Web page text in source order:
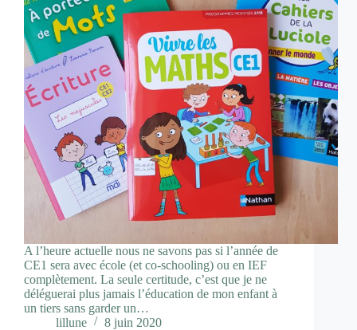
A l’heure actuelle nous ne savons pas si l’année de
CE1 sera avec école (et co-schooling) ou en IEF
complètement. La seule certitude, c’est que je ne
déléguerai plus jamais l’éducation de mon enfant à
un tiers sans garder un…
lillune
8 juin 2020